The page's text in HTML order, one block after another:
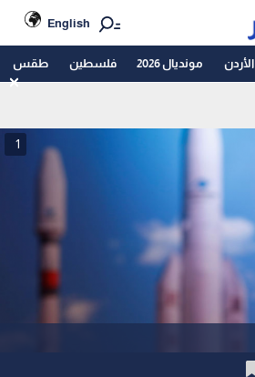
English
الأردن مونديال 2026 فلسطين طقس
1